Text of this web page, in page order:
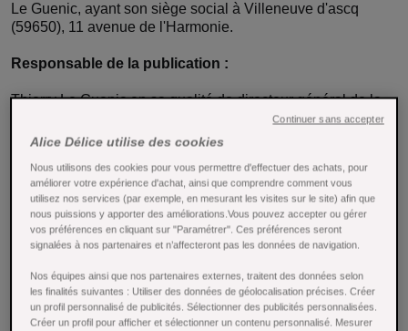
Le Guenic, ayant son siège social à Villeneuve d'ascq
(59650), 11 avenue de l'Harmonie.
Responsable de la publication :
Thierry Le Guenic en sa qualité de directeur général de la
Service Client : via le formulaire de contact ou par mail.
Protection des données personnelles :
droit de regard et de modification sur les informations que
vous nous communiquez. La loi "Informatique et Libertés"
du 06.01.1978 vous fait bénéficier d'un droit d'accès, de
Alice Délice utilise des cookies
Nous utilisons des cookies pour vous permettre d'effectuer des achats, pour
améliorer votre expérience d'achat, ainsi que comprendre comment vous
utilisez nos services (par exemple, en mesurant les visites sur le site) afin que
nous puissions y apporter des améliorations.Vous pouvez accepter ou gérer
vos préférences en cliquant sur "Paramétrer". Ces préférences seront
signalées à nos partenaires et n’affecteront pas les données de navigation.
Nos équipes ainsi que nos partenaires externes, traitent des données selon
les finalités suivantes : Utiliser des données de géolocalisation précises. Créer
un profil personnalisé de publicités. Sélectionner des publicités personnalisées.
Créer un profil pour afficher et sélectionner un contenu personnalisé. Mesurer
Continuer sans accepter